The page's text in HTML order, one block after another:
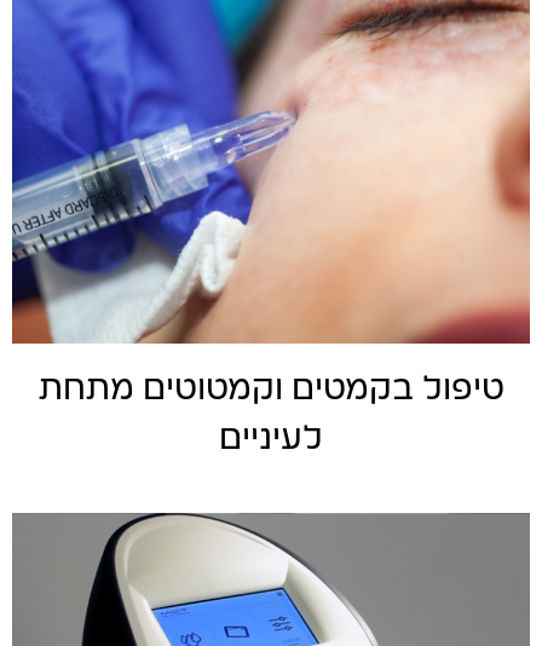
טיפול בקמטים וקמטוטים מתחת
לעיניים